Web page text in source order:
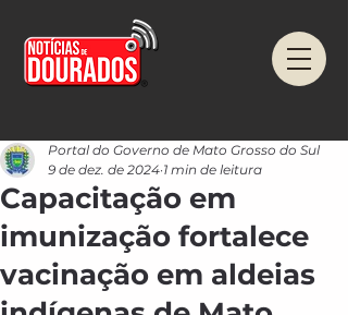
Capacitação em
imunização fortalece
vacinação em aldeias
Portal do Governo de Mato Grosso do Sul
9 de dez. de 2024 1 min de leitura